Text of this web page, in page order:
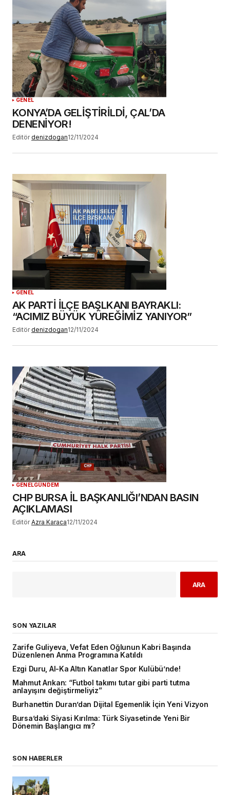
GENEL
KONYA’DA GELİŞTİRİLDİ, ÇAL’DA
DENENİYOR!
Editör denizdogan12/11/2024
GENEL
AK PARTİ İLÇE BAŞLKANI BAYRAKLI:
“ACIMIZ BÜYÜK YÜREĞİMİZ YANIYOR”
Editör denizdogan12/11/2024
GENELGÜNDEM
CHP BURSA İL BAŞKANLIĞI’NDAN BASIN
AÇIKLAMASI
Editör Azra Karaca12/11/2024
ARA
ARA
SON YAZILAR
Zarife Guliyeva, Vefat Eden Oğlunun Kabri Başında
Düzenlenen Anma Programına Katıldı
Ezgi Duru, Al-Ka Altın Kanatlar Spor Kulübü’nde!
Mahmut Arıkan: “Futbol takımı tutar gibi parti tutma
anlayışını değiştirmeliyiz”
Burhanettin Duran’dan Dijital Egemenlik İçin Yeni Vizyon
Bursa’daki Siyasi Kırılma: Türk Siyasetinde Yeni Bir
Dönemin Başlangıcı mı?
SON HABERLER